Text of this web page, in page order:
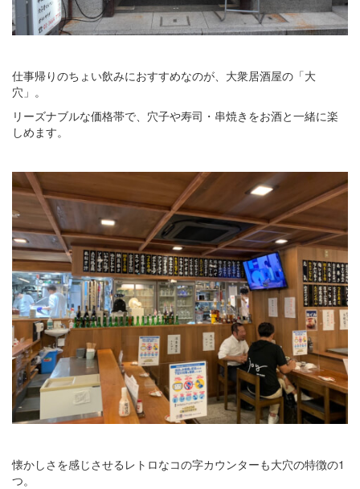
仕事帰りのちょい飲みにおすすめなのが、大衆居酒屋の「大
穴」。
リーズナブルな価格帯で、穴子や寿司・串焼きをお酒と一緒に楽
しめます。
懐かしさを感じさせるレトロなコの字カウンターも大穴の特徴の1
つ。